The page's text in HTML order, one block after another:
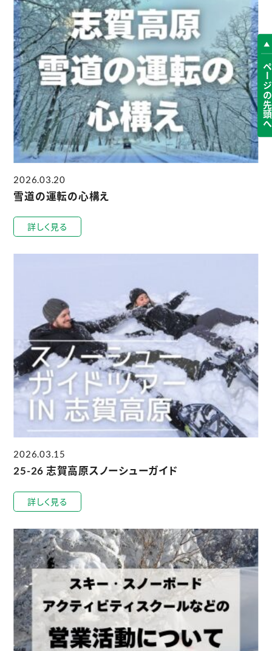
2026.03.20
雪道の運転の心構え
詳しく見る
2026.03.15
25-26 志賀高原スノーシューガイド
詳しく見る
ページの先頭へ